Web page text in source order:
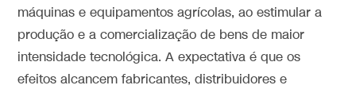
máquinas e equipamentos agrícolas, ao estimular a
produção e a comercialização de bens de maior
intensidade tecnológica. A expectativa é que os
efeitos alcancem fabricantes, distribuidores e